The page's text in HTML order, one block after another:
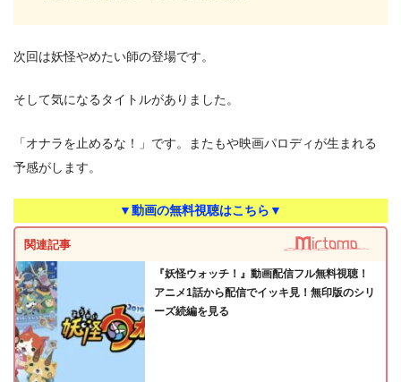
次回は妖怪やめたい師の登場です。
そして気になるタイトルがありました。
「オナラを止めるな！」です。またもや映画パロディが生まれる
予感がします。
▼動画の無料視聴はこちら▼
関連記事
『妖怪ウォッチ！』動画配信フル無料視聴！
アニメ1話から配信でイッキ見！無印版のシリ
ーズ続編を見る